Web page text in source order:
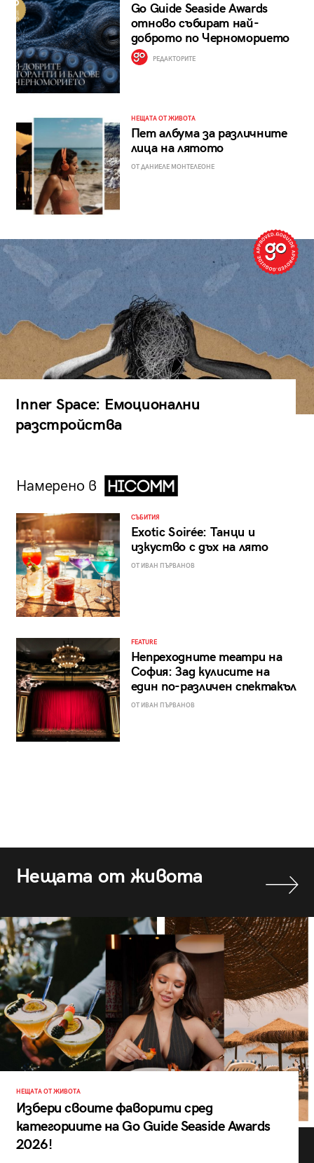
Go Guide Seaside Awards
отново събират най-
доброто по Черноморието
РЕДАКТОРИТЕ
НЕЩАТА ОТ ЖИВОТА
Пет албума за различните
лица на лятото
ОТ ДАНИЕЛЕ МОНТЕЛЕОНЕ
Inner Space: Емоционални
разстройства
Намерено в
СЪБИТИЯ
Exotic Soirée: Танци и
изкуство с дъх на лято
ОТ ИВАН ПЪРВАНОВ
FEATURE
Непреходните театри на
София: Зад кулисите на
един по-различен спектакъл
ОТ ИВАН ПЪРВАНОВ
Нещата от живота
НЕЩАТА ОТ ЖИВОТА
Избери своите фаворити сред
категориите на Go Guide Seaside Awards
2026!